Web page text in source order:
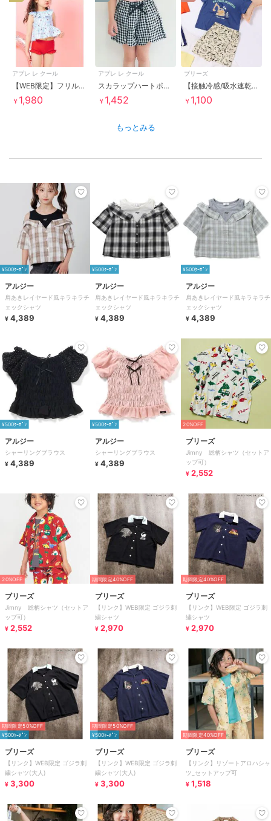
アプレ レ クール
【WEB限定】フリルペプラムセパレート水着 UVカット
￥ 1,980
アプレ レ クール
スカラップハートポケットきゅんパンツ ショート丈
￥ 1,452
ブリーズ
【接触冷感/吸水速乾】ワンマイル半袖パジャマ ＿
￥ 1,100
もっとみる
¥500ｸｰﾎﾟﾝ
アルジー
肩あきレイヤード風キラキラチ
ェックシャツ
¥ 4,389
¥500ｸｰﾎﾟﾝ
アルジー
肩あきレイヤード風キラキラチ
ェックシャツ
¥ 4,389
¥500ｸｰﾎﾟﾝ
アルジー
肩あきレイヤード風キラキラチ
ェックシャツ
¥ 4,389
¥500ｸｰﾎﾟﾝ
アルジー
シャーリングブラウス
¥ 4,389
¥500ｸｰﾎﾟﾝ
アルジー
シャーリングブラウス
¥ 4,389
20%OFF
ブリーズ
Jimny 総柄シャツ（セットア
ップ可）
¥ 2,552
20%OFF
ブリーズ
Jimny 総柄シャツ（セットア
ップ可）
¥ 2,552
期間限定40%OFF
ブリーズ
【リンク】WEB限定 ゴジラ刺
繍シャツ
¥ 2,970
期間限定40%OFF
ブリーズ
【リンク】WEB限定 ゴジラ刺
繍シャツ
¥ 2,970
期間限定50%OFF
¥500ｸｰﾎﾟﾝ
ブリーズ
【リンク】WEB限定 ゴジラ刺
繍シャツ(大人)
¥ 3,300
期間限定50%OFF
¥500ｸｰﾎﾟﾝ
ブリーズ
【リンク】WEB限定 ゴジラ刺
繍シャツ(大人)
¥ 3,300
期間限定40%OFF
ブリーズ
【リンク】リゾートアロハシャ
ツ_セットアップ可
¥ 1,518